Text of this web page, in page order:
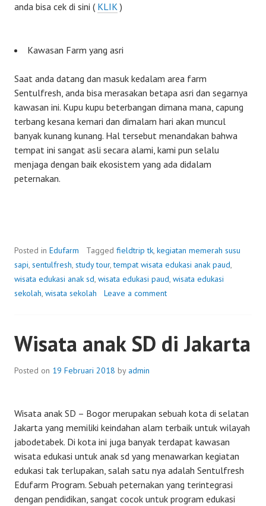
anda bisa cek di sini ( KLIK)
Kawasan Farm yang asri
Saat anda datang dan masuk kedalam area farm
Sentulfresh, anda bisa merasakan betapa asri dan segarnya
kawasan ini. Kupu kupu beterbangan dimana mana, capung
terbang kesana kemari dan dimalam hari akan muncul
banyak kunang kunang. Hal tersebut menandakan bahwa
tempat ini sangat asli secara alami, kami pun selalu
menjaga dengan baik ekosistem yang ada didalam
peternakan.
Posted in Edufarm Tagged fieldtrip tk, kegiatan memerah susu
sapi, sentulfresh, study tour,tempat wisata edukasi anak paud,
wisata edukasi anak sd, wisata edukasi paud, wisata edukasi
sekolah, wisata sekolah Leave a comment
Wisata anak SD di Jakarta
Posted on 19 Februari 2018 by admin
Wisata anak SD – Bogor merupakan sebuah kota di selatan
Jakarta yang memiliki keindahan alam terbaik untuk wilayah
jabodetabek. Di kota ini juga banyak terdapat kawasan
wisata edukasi untuk anak sd yang menawarkan kegiatan
edukasi tak terlupakan, salah satu nya adalah Sentulfresh
Edufarm Program. Sebuah peternakan yang terintegrasi
dengan pendidikan, sangat cocok untuk program edukasi